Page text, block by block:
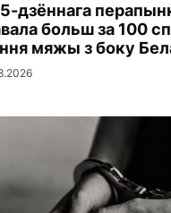
дзённага
больш за 100
мяжы з боку